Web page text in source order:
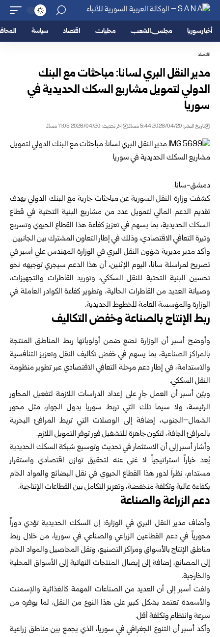
أخبار سوريا مجلس الشعب محليات اقتصاد سياسة
اقتصاد
مدير النقل البري لسانا: مباحثات مع البنك
الدولي لتمويل مشاريع السكك الحديدية في
سوريا
تاريخ النشر: 2026/04/20 5:44 مساءً اخر تحديث: 2026/04/20 11:05 مساءً
دمشق-سانا
كشفت وزارة النقل السوريةعن مباحثات جارية مع البنك الدولي بهدف
تقديم الدعم المالي لتمويل عدد من مشاريع البنية التحتية في قطاع
السكك الحديدية، بما يسهم في تعزيز كفاءة هذا القطاع الحيوي وتسريع
وتيرة التعافي الاقتصادي، وذلك في إطار التعاون المشترك بين الجانبين.
وأكد مدير مديرية شؤون النقل البري في الوزارة المهندس علي أسبر في
تصريح لمراسلة سانا، اليوم الإثنين، أن هذا الدعم سيجري توجيهه نحو
تحسين البنية التحتية للنقل السككي، وتوريد القاطرات والتجهيزات،
وصيانة العديد من القاطرات الحالية، وتطوير كفاءة الكوادر العاملة في
الوزارة والمؤسسة العامة للخطوط الحديدية.
ربط الإنتاج بالصناعة وخفض التكاليف
وأوضح أسبر أن الوزارة تضع ضمن أولوياتها ربط المناطق المنتجة
بالمراكز الصناعية، بما يسهم في خفض تكاليف النقل وتعزيز التنافسية
والاستدامة، في إطار دعم مرحلة التعافي الاقتصادي عبر تطوير منظومة
النقل السككي.
وبيّن أسبر أن العمل جارٍ على إعداد الدراسات اللازمة لتفعيل المحاور
الرئيسة، ولا سيما تلك التي تربط سوريا بدول الجوار، مثل محور
الشمال–الجنوب، إضافة إلى الوصلات التي تربط المرافئ البحرية
بالمرافئ الجافة، لتكون جاهزة للتشغيل فور توفر التمويل اللازم.
وأشار أسبر إلى أن الاستثمار في تحديث وتوسيع شبكة السكك الحديدية
يُعد خياراً استراتيجياً لا غنى عنه لتحقيق توازن اقتصادي واستقرار
مستدام، نظراً لدور هذا القطاع الحيوي في نقل البضائع والمواد الخام
بكفاءة عالية وتكلفة منخفضة، وتعزيز التكامل بين القطاعات الإنتاجية.
دعم الزراعة والصناعة
وأضاف مدير النقل البري في الوزارة: إن السكك الحديدية تؤدي دوراً
محورياً في دعم القطاعين الزراعي والصناعي في سوريا، من خلال ربط
مناطق الإنتاج بالأسواق ومراكز التصنيع، ونقل المحاصيل والمواد الخام
إلى المصانع، إضافة إلى إيصال المنتجات النهائية إلى الأسواق المحلية
والخارجية.
ولفت أسبر إلى أن العديد من الصناعات المهمة كالغذائية والإسمنت
والأسمدة تعتمد بشكل كبير على هذا النوع من النقل، لما يوفره من
سرعة وانتظام وتكلفة أقل.
وأكد أسبر أن التنوع الجغرافي في سوريا، الذي يجمع بين مناطق زراعية